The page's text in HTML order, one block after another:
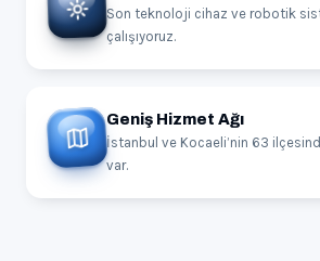
Son teknoloji cihaz ve robotik
çalışıyoruz.
Geniş Hizmet Ağı
İstanbul ve Kocaeli’nin 63
var.